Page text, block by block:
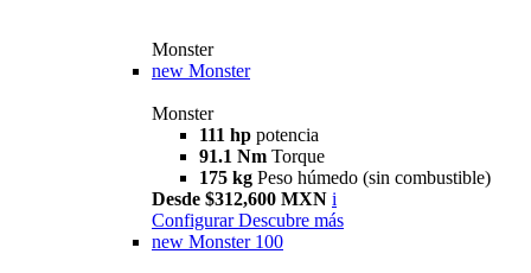
Monster
new Monster
Monster
111 hp potencia
91.1 Nm Torque
175 kg Peso húmedo (sin combustible)
Desde $312,600 MXN i
Configurar Descubre más
new Monster 100